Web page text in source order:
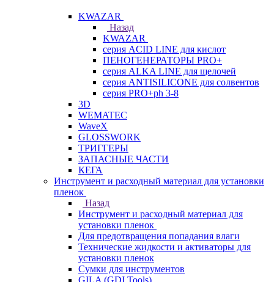
KWAZAR
Назад
KWAZAR
серия ACID LINE для кислот
ПЕНОГЕНЕРАТОРЫ PRO+
серия ALKA LINE для щелочей
серия ANTISILICONE для солвентов
серия PRO+ph 3-8
3D
WEMATEC
WaveX
GLOSSWORK
ТРИГГЕРЫ
ЗАПАСНЫЕ ЧАСТИ
КЕГА
Инструмент и расходный материал для установки
пленок
Назад
Инструмент и расходный материал для
установки пленок
Для предотвращения попадания влаги
Технические жидкости и активаторы для
установки пленок
Сумки для инструментов
GILA (GDI Tools)